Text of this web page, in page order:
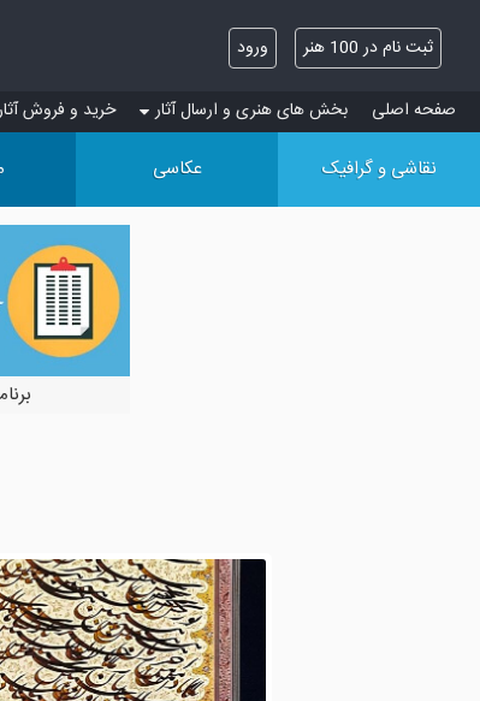
ثبت نام در 100 هنر ورود
صفحه اصلی بخش های هنری و ارسال آثار خرید و فروش
نقاشی و گرافیک عکاسی